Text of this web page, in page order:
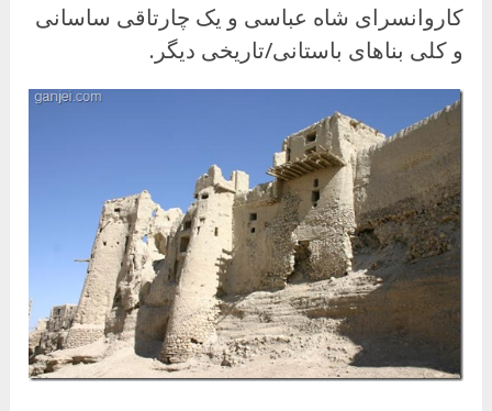
کاروانسرای شاه عباسی و یک چارتاقی ساسانی
و کلی بناهای باستانی/تاریخی دیگر.